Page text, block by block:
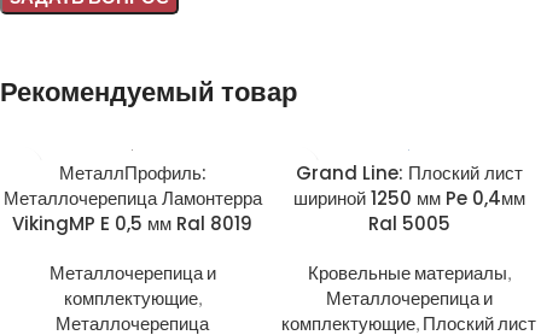
Рекомендуемый товар
МеталлПрофиль:
Металлочерепица Ламонтерра
VikingMP E 0,5 мм Ral 8019
Металлочерепица и
комплектующие,
Металлочерепица
Grand Line: Плоский лист
шириной 1250 мм Pe 0,4мм
Ral 5005
Кровельные материалы,
Металлочерепица и
комплектующие, Плоский лист